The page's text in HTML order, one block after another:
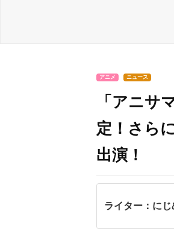
アニメ ニュース
「アニサ
定！さら
出演！
ライター：に